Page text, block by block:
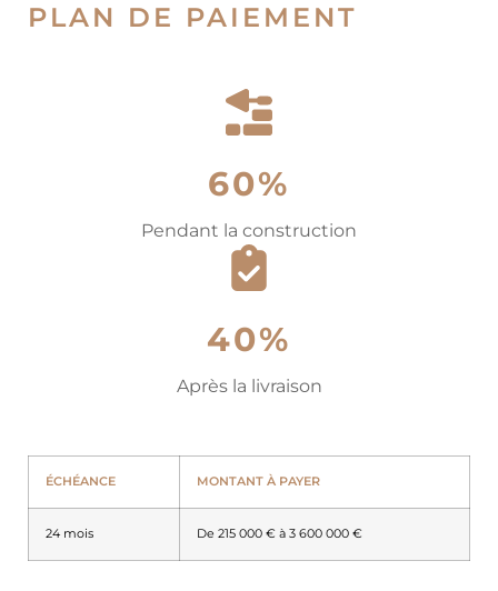
PLAN DE PAIEMENT
60%
Pendant la construction
40%
Après la livraison
ÉCHÉANCE MONTANT À PAYER
24 mois De 215 000 € à 3 600 000 €